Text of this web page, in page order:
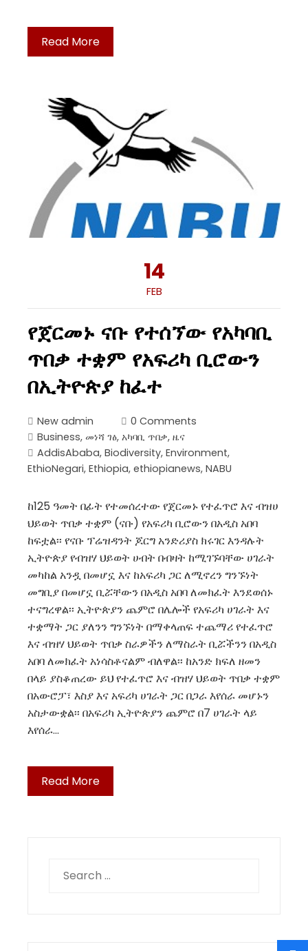
Read More
14
FEB
የጀርመኑ ናቡ የተሰኘው የአካባቢ
ጥበቃ ተቋም የአፍሪካ ቢሮውን
በኢትዮጵያ ከፈተ
New admin
0 Comments
Business, መነሻ ገፅ, አካባቢ ጥበቃ, ዜና
AddisAbaba, Biodiversity, Environment,
EthioNegari, Ethiopia, ethiopianews, NABU
ከ125 ዓመት በፊት የተመሰረተው የጀርመኑ የተፈጥሮ እና ብዝሀ
ህይወት ጥበቃ ተቋም (ናቡ) የአፍሪካ ቢሮውን በአዲስ አበባ
ከፍቷል፡፡ የናቡ ፕሬዝዳንት ጆርግ አንድሪያስ ክሩገር እንዳሉት
ኢትዮጵያ የብዝሃ ህይወት ሀብት በብዛት ከሚገኙባቸው ሀገራት
መካከል አንዷ በመሆኗ እና ከአፍሪካ ጋር ለሚኖረን ግንኙነት
መግቢያ በመሆኗ ቢሯቸውን በአዲስ አበባ ለመክፈት እንደወሰኑ
ተናግረዋል፡፡ ኢትዮጵያን ጨምሮ በሌሎች የአፍሪካ ሀገራት እና
ተቋማት ጋር ያለንን ግንኙነት በማቀላጠፍ ተጨማሪ የተፈጥሮ
እና ብዝሃ ህይወት ጥበቃ ስራዎችን ለማስራት ቢሯችንን በአዲስ
አበባ ለመክፈት አነሳስቶናልም ብለዋል፡፡ ከአንድ ክፍለ ዘመን
በላይ ያስቆጠረው ይህ የተፈጥሮ እና ብዝሃ ህይወት ጥበቃ ተቋም
በአውሮፓ፣ እስያ እና አፍሪካ ሀገራት ጋር በጋራ እየሰራ መሆኑን
አስታውቋል፡፡ በአፍሪካ ኢትዮጵያን ጨምሮ በ7 ሀገራት ላይ
እየሰራ…
Read More
for: